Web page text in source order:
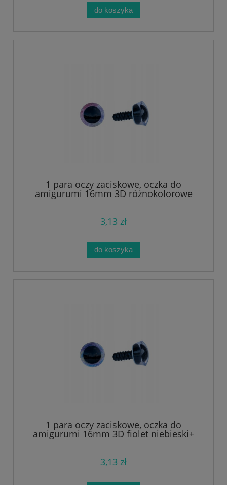
do koszyka
1 para oczy zaciskowe, oczka do
amigurumi 16mm 3D różnokolorowe
3,13 zł
do koszyka
1 para oczy zaciskowe, oczka do
amigurumi 16mm 3D fiolet niebieski+
3,13 zł